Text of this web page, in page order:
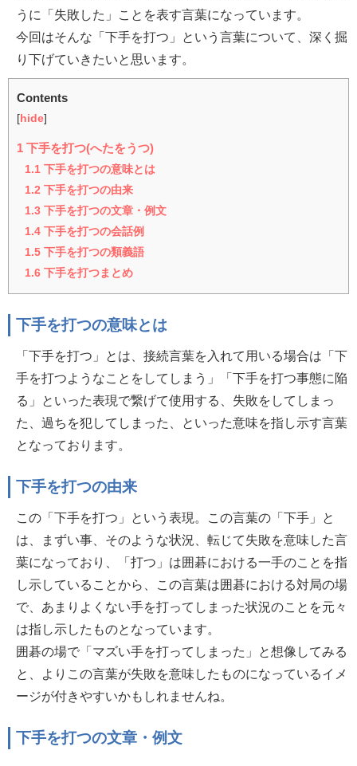
うに「失敗した」ことを表す言葉になっています。
今回はそんな「下手を打つ」という言葉について、深く掘
り下げていきたいと思います。
Contents
[ hide]
1 下手を打つ(へたをうつ)
1.1 下手を打つの意味とは
1.2 下手を打つの由来
1.3 下手を打つの文章・例文
1.4 下手を打つの会話例
1.5 下手を打つの類義語
1.6 下手を打つまとめ
下手を打つの意味とは
「下手を打つ」とは、接続言葉を入れて用いる場合は「下
手を打つようなことをしてしまう」「下手を打つ事態に陥
る」といった表現で繋げて使用する、失敗をしてしまっ
た、過ちを犯してしまった、といった意味を指し示す言葉
となっております。
下手を打つの由来
この「下手を打つ」という表現。この言葉の「下手」と
は、まずい事、そのような状況、転じて失敗を意味した言
葉になっており、「打つ」は囲碁における一手のことを指
し示していることから、この言葉は囲碁における対局の場
で、あまりよくない手を打ってしまった状況のことを元々
は指し示したものとなっています。
囲碁の場で「マズい手を打ってしまった」と想像してみる
と、よりこの言葉が失敗を意味したものになっているイメ
ージが付きやすいかもしれませんね。
下手を打つの文章・例文